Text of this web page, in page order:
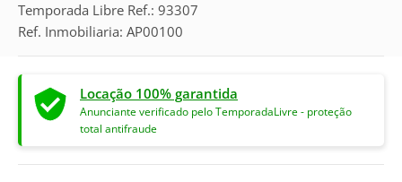
Temporada Libre Ref.: 93307
Ref. Inmobiliaria: AP00100
Locação 100% garantida
Anunciante verificado pelo TemporadaLivre - proteção
total antifraude